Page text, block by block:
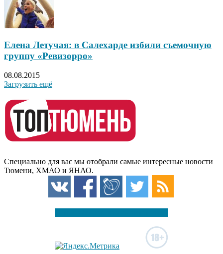
Елена Летучая: в Салехарде избили съемочную
группу «Ревизорро»
08.08.2015
Загрузить ещё
Специально для вас мы отобрали самые интересные новости
Тюмени, ХМАО и ЯНАО.